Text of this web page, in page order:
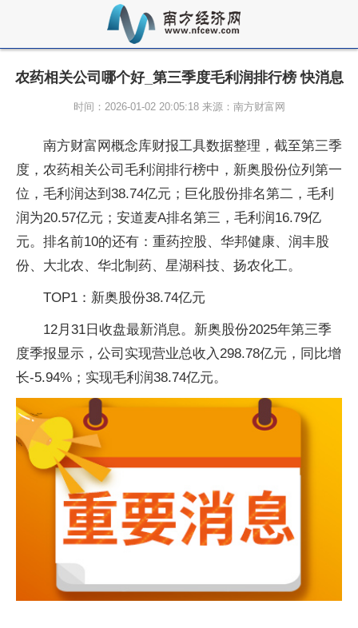
农药相关公司哪个好_第三季度毛利润排行榜 快消息
时间：2026-01-02 20:05:18 来源：南方财富网
南方财富网概念库财报工具数据整理，截至第三季
度，农药相关公司毛利润排行榜中，新奥股份位列第一
位，毛利润达到38.74亿元；巨化股份排名第二，毛利
润为20.57亿元；安道麦A排名第三，毛利润16.79亿
元。排名前10的还有：重药控股、华邦健康、润丰股
份、大北农、华北制药、星湖科技、扬农化工。
TOP1：新奥股份38.74亿元
12月31日收盘最新消息。新奥股份2025年第三季
度季报显示，公司实现营业总收入298.78亿元，同比增
长-5.94%；实现毛利润38.74亿元。